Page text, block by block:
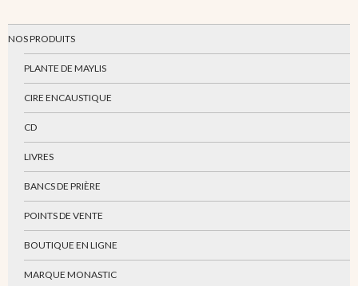
NOS PRODUITS
PLANTE DE MAYLIS
CIRE ENCAUSTIQUE
CD
LIVRES
BANCS DE PRIÈRE
POINTS DE VENTE
BOUTIQUE EN LIGNE
MARQUE MONASTIC